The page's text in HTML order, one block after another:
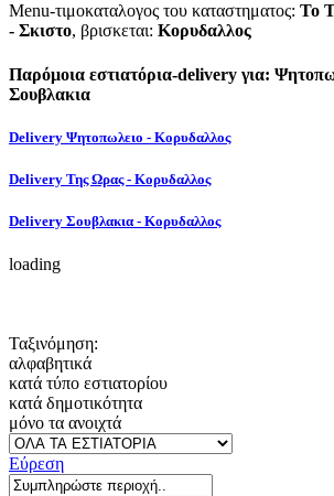
Menu-τιμοκαταλογος του καταστηματος: Το
- Σκιστο, βρισκεται: Κορυδαλλος
Παρόμοια εστιατόρια-delivery για:
Σουβλακια
Delivery Ψητοπωλειο - Κορυδαλλος
Delivery Της Ωρας - Κορυδαλλος
Delivery Σουβλακια - Κορυδαλλος
loading
Ταξινόμηση:
αλφαβητικά
κατά τύπο εστιατορίου
κατά δημοτικότητα
μόνο τα ανοιχτά
Εύρεση